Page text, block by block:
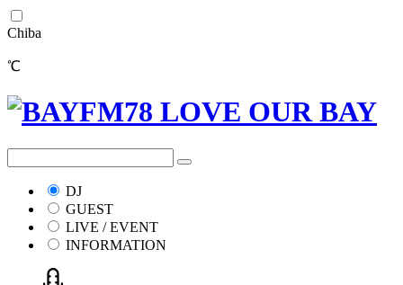
Chiba
℃
DJ
GUEST
LIVE / EVENT
INFORMATION